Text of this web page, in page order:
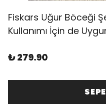
Fiskars Uğur Böceği
Kullanımı İçin de
₺ 279.90